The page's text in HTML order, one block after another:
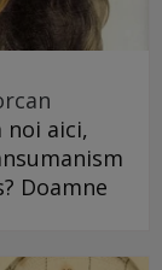
noi aici,
Doamne